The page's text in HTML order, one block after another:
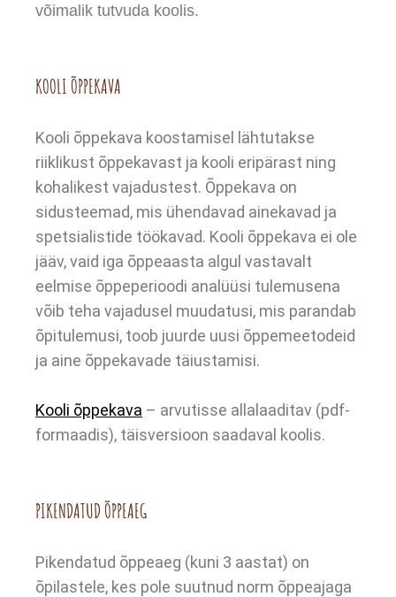
võimalik tutvuda koolis.
KOOLI ÕPPEKAVA
Kooli õppekava koostamisel lähtutakse
riiklikust õppekavast ja kooli eripärast ning
kohalikest vajadustest. Õppekava on
sidusteemad, mis ühendavad ainekavad ja
spetsialistide töökavad. Kooli õppekava ei ole
jääv, vaid iga õppeaasta algul vastavalt
eelmise õppeperioodi analüüsi tulemusena
võib teha vajadusel muudatusi, mis parandab
õpitulemusi, toob juurde uusi õppemeetodeid
ja aine õppekavade täiustamisi.
Kooli õppekava – arvutisse allalaaditav (pdf-
formaadis), täisversioon saadaval koolis.
PIKENDATUD ÕPPEAEG
Pikendatud õppeaeg (kuni 3 aastat) on
õpilastele, kes pole suutnud norm õppeajaga